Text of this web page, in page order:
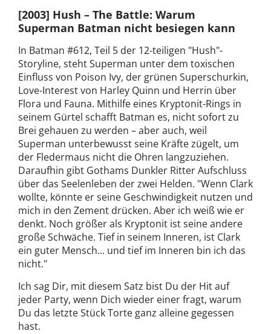
[2003] Hush – The Battle: Warum
Superman Batman nicht besiegen kann
In Batman #612, Teil 5 der 12-teiligen "Hush"-
Storyline, steht Superman unter dem toxischen
Einfluss von Poison Ivy, der grünen Superschurkin,
Love-Interest von Harley Quinn und Herrin über
Flora und Fauna. Mithilfe eines Kryptonit-Rings in
seinem Gürtel schafft Batman es, nicht sofort zu
Brei gehauen zu werden – aber auch, weil
Superman unterbewusst seine Kräfte zügelt, um
der Fledermaus nicht die Ohren langzuziehen.
Daraufhin gibt Gothams Dunkler Ritter Aufschluss
über das Seelenleben der zwei Helden. "Wenn Clark
wollte, könnte er seine Geschwindigkeit nutzen und
mich in den Zement drücken. Aber ich weiß wie er
denkt. Noch größer als Kryptonit ist seine andere
große Schwäche. Tief in seinem Inneren, ist Clark
ein guter Mensch... und tief im Inneren bin ich das
nicht."
Ich sag Dir, mit diesem Satz bist Du der Hit auf
jeder Party, wenn Dich wieder einer fragt, warum
Du das letzte Stück Torte ganz alleine gegessen
hast.